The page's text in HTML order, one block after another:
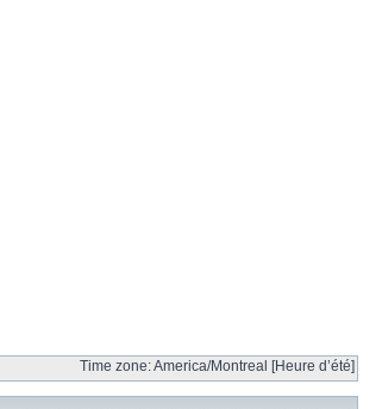
Time zone: America/Montreal [Heure d’été]